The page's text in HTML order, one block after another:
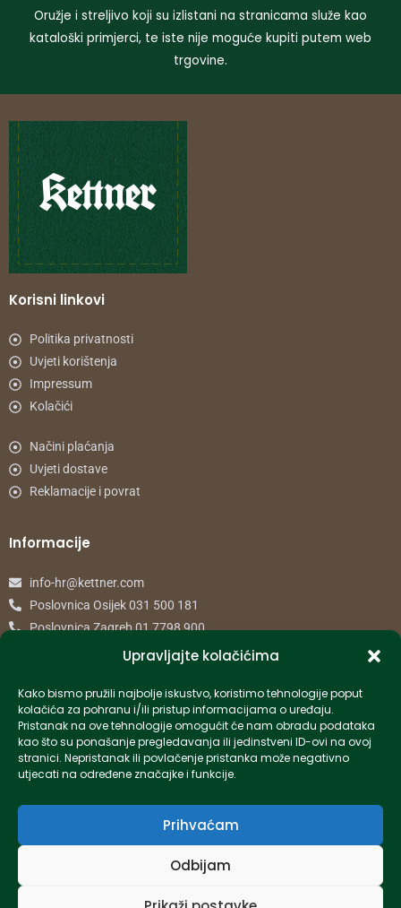
Upravljajte kolačićima
Kako bismo pružili najbolje iskustvo, koristimo tehnologije poput
kolačića za pohranu i/ili pristup informacijama o uređaju.
Pristanak na ove tehnologije omogućit će nam obradu podataka
kao što su ponašanje pregledavanja ili jedinstveni ID-ovi na ovoj
stranici. Nepristanak ili povlačenje pristanka može negativno
utjecati na određene značajke i funkcije.
Prihvaćam
Odbijam
Oružje i streljivo koji su izlistani na stranicama služe kao
kataloški primjerci, te iste nije moguće kupiti putem web
trgovine.
Korisni linkovi
Politika privatnosti
Uvjeti korištenja
Impressum
Kolačići
Načini plaćanja
Uvjeti dostave
Reklamacije i povrat
Informacije
info-hr@kettner.com
Poslovnica Osijek 031 500 181
Poslovnica Zagreb 01 7798 900
Created by Pumapunku